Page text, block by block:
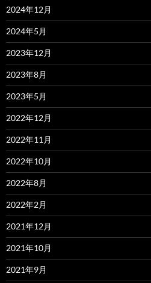
2024年12月
2024年5月
2023年12月
2023年8月
2023年5月
2022年12月
2022年11月
2022年10月
2022年8月
2022年2月
2021年12月
2021年10月
2021年9月